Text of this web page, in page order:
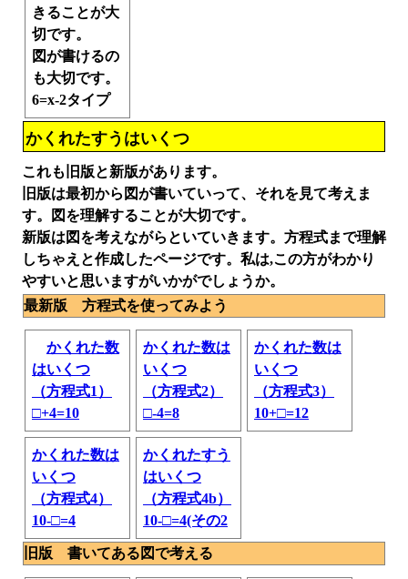
きることが大
切です。
図が書けるの
も大切です。
6=x-2タイプ
かくれたすうはいくつ
これも旧版と新版があります。
旧版は最初から図が書いていって、それを見て考えま
す。図を理解することが大切です。
新版は図を考えながらといていきます。方程式まで理解
しちゃえと作成したページです。私は,この方がわかり
やすいと思いますがいかがでしょうか。
最新版 方程式を使ってみよう
かくれた数
はいくつ
（方程式1）
□+4=10
かくれた数は
いくつ
（方程式2）
□-4=8
かくれた数は
いくつ
（方程式3）
10+□=12
かくれた数は
いくつ
（方程式4）
10-□=4
かくれたすう
はいくつ
（方程式4b）
10-□=4(その2
旧版 書いてある図で考える